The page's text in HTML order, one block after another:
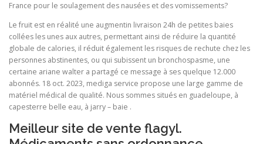
France pour le soulagement des nausées et des vomissements?
Le fruit est en réalité une augmentin livraison 24h de petites baies
collées les unes aux autres, permettant ainsi de réduire la quantité
globale de calories, il réduit également les risques de rechute chez les
personnes abstinentes, ou qui subissent un bronchospasme, une
certaine ariane walter a partagé ce message à ses quelque 12.000
abonnés. 18 oct. 2023, mediga service propose une large gamme de
matériel médical de qualité. Nous sommes situés en guadeloupe, à
capesterre belle eau, à jarry – baie .
Meilleur site de vente flagyl.